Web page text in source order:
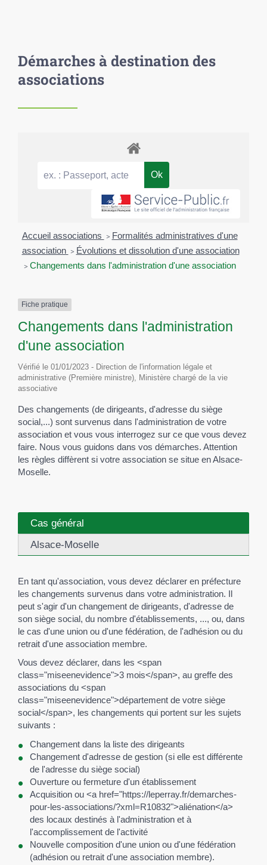
Démarches à destination des
associations
Accueil associations > Formalités administratives d'une
association > Évolutions et dissolution d'une association
> Changements dans l'administration d'une association
Fiche pratique
Changements dans l'administration
d'une association
Vérifié le 01/01/2023 - Direction de l'information légale et
administrative (Première ministre), Ministère chargé de la vie
associative
Des changements (de dirigeants, d'adresse du siège
social,...) sont survenus dans l'administration de votre
association et vous vous interrogez sur ce que vous devez
faire. Nous vous guidons dans vos démarches. Attention
les règles diffèrent si votre association se situe en Alsace-
Moselle.
Cas général
Alsace-Moselle
En tant qu'association, vous devez déclarer en préfecture
les changements survenus dans votre administration. Il
peut s'agir d'un changement de dirigeants, d'adresse de
son siège social, du nombre d'établissements, ..., ou, dans
le cas d'une union ou d'une fédération, de l'adhésion ou du
retrait d'une association membre.
Vous devez déclarer, dans les <span
class="miseenevidence">3 mois</span>, au greffe des
associations du <span
class="miseenevidence">département de votre siège
social</span>, les changements qui portent sur les sujets
suivants :
Changement dans la liste des dirigeants
Changement d'adresse de gestion (si elle est différente
de l'adresse du siège social)
Ouverture ou fermeture d'un établissement
Acquisition ou <a href="https://leperray.fr/demarches-
pour-les-associations/?xml=R10832">aliénation</a>
des locaux destinés à l'administration et à
l'accomplissement de l'activité
Nouvelle composition d'une union ou d'une fédération
(adhésion ou retrait d'une association membre).